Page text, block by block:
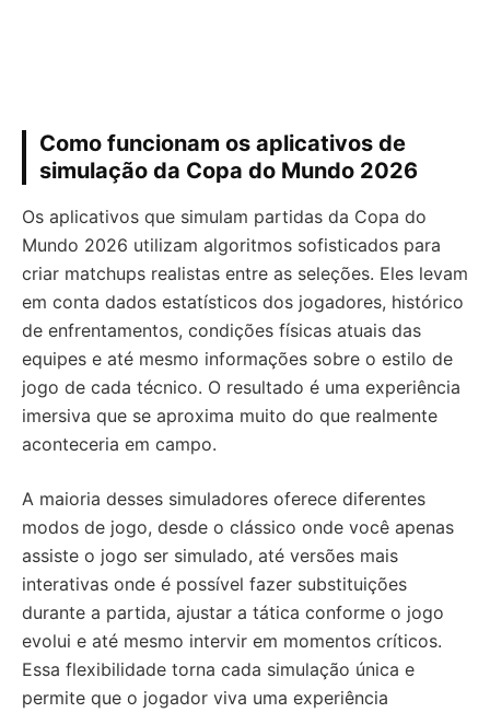
Como funcionam os aplicativos de
simulação da Copa do Mundo 2026
Os aplicativos que simulam partidas da Copa do
Mundo 2026 utilizam algoritmos sofisticados para
criar matchups realistas entre as seleções. Eles levam
em conta dados estatísticos dos jogadores, histórico
de enfrentamentos, condições físicas atuais das
equipes e até mesmo informações sobre o estilo de
jogo de cada técnico. O resultado é uma experiência
imersiva que se aproxima muito do que realmente
aconteceria em campo.
A maioria desses simuladores oferece diferentes
modos de jogo, desde o clássico onde você apenas
assiste o jogo ser simulado, até versões mais
interativas onde é possível fazer substituições
durante a partida, ajustar a tática conforme o jogo
evolui e até mesmo intervir em momentos críticos.
Essa flexibilidade torna cada simulação única e
permite que o jogador viva uma experiência